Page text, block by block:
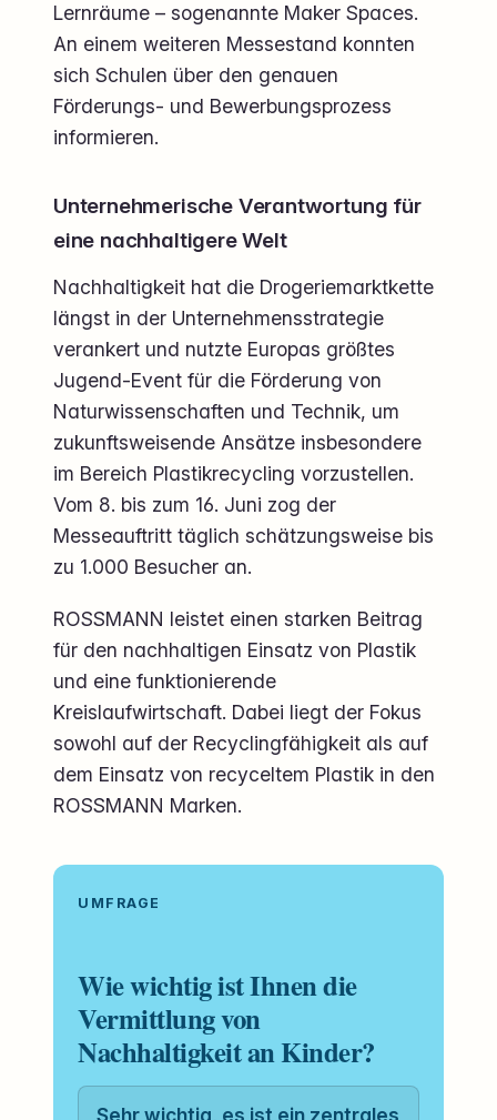
Lernräume – sogenannte Maker Spaces.
An einem weiteren Messestand konnten
sich Schulen über den genauen
Förderungs- und Bewerbungsprozess
informieren.
Unternehmerische Verantwortung für
eine nachhaltigere Welt
Nachhaltigkeit hat die Drogeriemarktkette
längst in der Unternehmensstrategie
verankert und nutzte Europas größtes
Jugend-Event für die Förderung von
Naturwissenschaften und Technik, um
zukunftsweisende Ansätze insbesondere
im Bereich Plastikrecycling vorzustellen.
Vom 8. bis zum 16. Juni zog der
Messeauftritt täglich schätzungsweise bis
zu 1.000 Besucher an.
ROSSMANN leistet einen starken Beitrag
für den nachhaltigen Einsatz von Plastik
und eine funktionierende
Kreislaufwirtschaft. Dabei liegt der Fokus
sowohl auf der Recyclingfähigkeit als auf
dem Einsatz von recyceltem Plastik in den
ROSSMANN Marken.
UMFRAGE
Wie wichtig ist Ihnen die
Vermittlung von
Nachhaltigkeit an Kinder?
Sehr wichtig, es ist ein zentrales